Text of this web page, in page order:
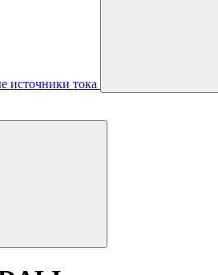
источники тока